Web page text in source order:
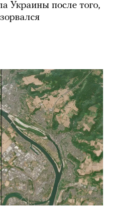
Украины после того,